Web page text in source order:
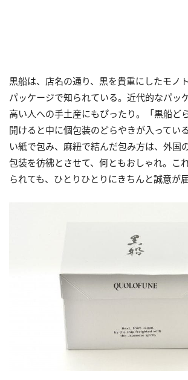
黒船は、店名の通り、黒を貴重にしたモノ
パッケージで知られている。近代的なパッ
高い人への手土産にもぴったり。「黒船ど
開けると中に個包装のどらやきが入ってい
い紙で包み、麻紐で結んだ包み方は、外国
包装を彷彿とさせて、何ともおしゃれ。こ
られても、ひとりひとりにきちんと誠意が届